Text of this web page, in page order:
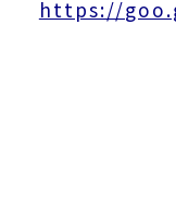
https://